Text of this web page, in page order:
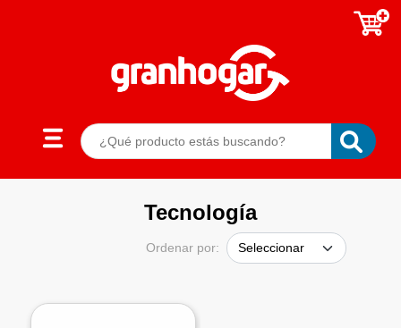
Tecnología
Ordenar por: